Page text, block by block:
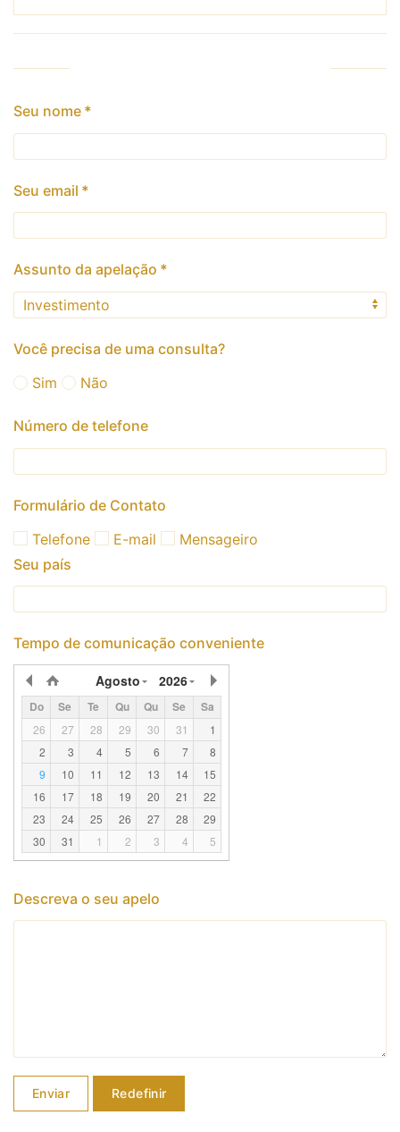
Seu nome *
Seu email *
Assunto da apelação *
Você precisa de uma consulta?
Sim
Não
Número de telefone
Formulário de Contato
Telefone
E-mail
Mensageiro
Seu país
Tempo de comunicação conveniente
Agosto 2026
Do Se Te Qu Qu Se Sa
26 27 28 29 30 31
1
2
3 4 5 6 7
8
9
10 11 12 13 14
15
16
17 18 19 20 21
22
23
24 25 26 27 28
29
30
31 1 2 3 4 5
Descreva o seu apelo
Enviar Redefinir